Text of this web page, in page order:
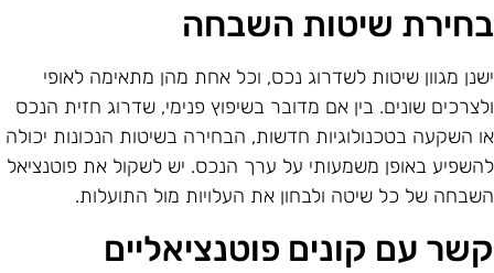
שיטות השבחה
מגוון שיטות לשדרוג נכס, וכל אחת מהן מתאימה לאופי
שונים. בין אם מדובר בשיפוץ פנימי, שדרוג חזית הנכס
השקעה בטכנולוגיות חדשות, הבחירה בשיטות הנכונות יכולה
באופן משמעותי על ערך הנכס. יש לשקול את פוטנציאל
של כל שיטה ולבחון את העלויות מול התועלות.
עם קונים פוטנציאליים